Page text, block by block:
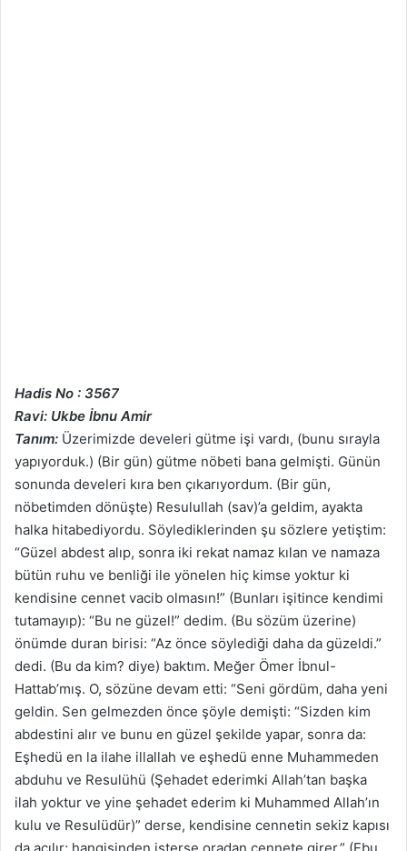
Hadis No : 3567
Ravi: Ukbe İbnu Amir
Tanım: Üzerimizde develeri gütme işi vardı, (bunu sırayla
yapıyorduk.) (Bir gün) gütme nöbeti bana gelmişti. Günün
sonunda develeri kıra ben çıkarıyordum. (Bir gün,
nöbetimden dönüşte) Resulullah (sav)’a geldim, ayakta
halka hitabediyordu. Söylediklerinden şu sözlere yetiştim:
“Güzel abdest alıp, sonra iki rekat namaz kılan ve namaza
bütün ruhu ve benliği ile yönelen hiç kimse yoktur ki
kendisine cennet vacib olmasın!” (Bunları işitince kendimi
tutamayıp): “Bu ne güzel!” dedim. (Bu sözüm üzerine)
önümde duran birisi: “Az önce söylediği daha da güzeldi.”
dedi. (Bu da kim? diye) baktım. Meğer Ömer İbnul-
Hattab’mış. O, sözüne devam etti: “Seni gördüm, daha yeni
geldin. Sen gelmezden önce şöyle demişti: “Sizden kim
abdestini alır ve bunu en güzel şekilde yapar, sonra da:
Eşhedü en la ilahe illallah ve eşhedü enne Muhammeden
abduhu ve Resulühü (Şehadet ederimki Allah’tan başka
ilah yoktur ve yine şehadet ederim ki Muhammed Allah’ın
kulu ve Resulüdür)” derse, kendisine cennetin sekiz kapısı